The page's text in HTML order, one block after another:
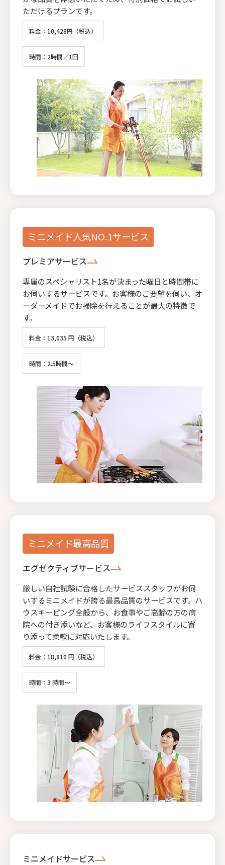
ただけるプランです。
料金：10,428円（税込）
時間：2時間／1回
ミニメイド人気NO.1サービス
プレミアサービス
専属のスペシャリスト1名が決まった曜日と時間帯に
お伺いするサービスです。お客様のご要望を伺い、オ
ーダーメイドでお掃除を行えることが最大の特徴で
す。
料金：13,035 円（税込）
時間：2.5時間～
ミニメイド最高品質
エグゼクティブサービス
厳しい自社試験に合格したサービススタッフがお伺
いするミニメイドが誇る最高品質のサービスです。ハ
ウスキーピング全般から、お食事やご高齢の方の病
院への付き添いなど、お客様のライフスタイルに寄
り添って柔軟に対応いたします。
料金：18,810 円（税込）
時間：3 時間～
ミニメイドサービス